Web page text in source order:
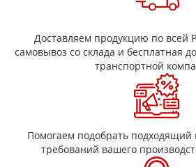
Доставляем продукцию по всей
самовывоз со склада и бесплатная
транспортной
Помогаем подобрать подходящий
требований вашего